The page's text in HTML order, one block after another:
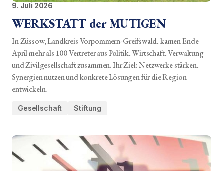
9. Juli 2026
WERKSTATT der MUTIGEN
In Züssow, Landkreis Vorpommern-Greifswald, kamen Ende
April mehr als 100 Vertreter aus Politik, Wirtschaft, Verwaltung
und Zivilgesellschaft zusammen. Ihr Ziel: Netzwerke stärken,
Synergien nutzen und konkrete Lösungen für die Region
entwickeln.
Gesellschaft Stiftung